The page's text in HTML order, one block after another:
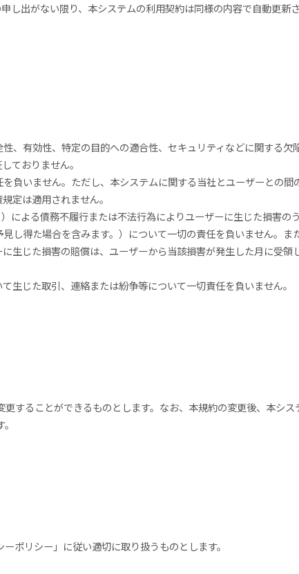
し出がない限り、本システムの利用契約は同様の内容で自動更新
、有効性、特定の目的への適合性、セキュリティなどに関する欠
ておりません。
負いません。ただし、本システムに関する当社とユーザーとの間
定は適用されません。
による債務不履行または不法行為によりユーザーに生じた損害の
し得た場合を含みます。）について一切の責任を負いません。ま
生じた損害の賠償は、ユーザーから当該損害が発生した月に受領
生じた取引、連絡または紛争等について一切責任を負いません。
することができるものとします。なお、本規約の変更後、本シス
ポリシー」に従い適切に取り扱うものとします。